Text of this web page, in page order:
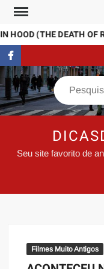
Skip
content
HOOD (THE DEATH OF
FaceBook
Search
Seu site favorito de
Filmes Muito Antigos